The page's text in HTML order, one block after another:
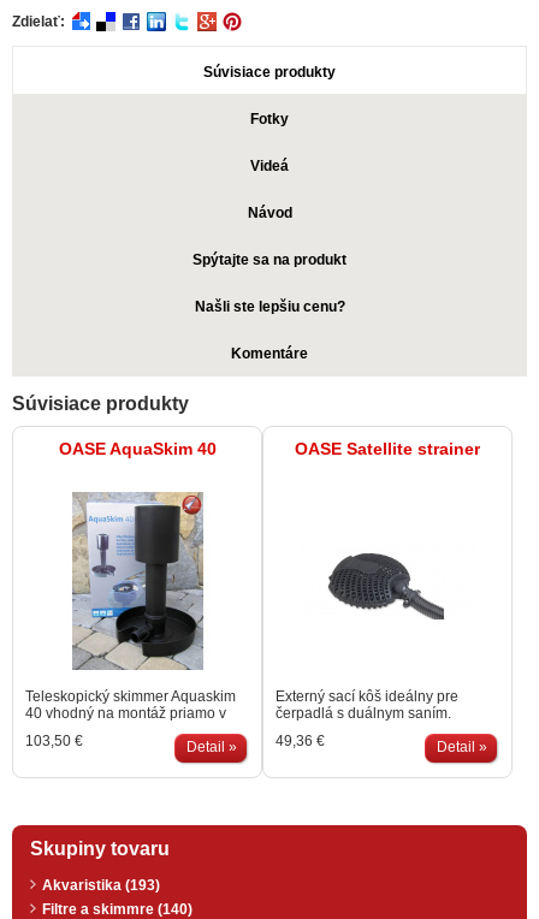
Zdielať:
Súvisiace produkty
Fotky
Videá
Návod
Spýtajte sa na produkt
Našli ste lepšiu cenu?
Komentáre
Súvisiace produkty
OASE AquaSkim 40
Teleskopický skimmer Aquaskim
40 vhodný na montáž priamo v
jazierku. Skimmer pozbiera
nečistoty plávajúce na hladine
(lístie, prach, peľ). Rozsah
možného nastavenia 380 - 880
103,50 € Detail »
OASE Satellite strainer
Externý sací kôš ideálny pre
čerpadlá s duálnym saním.
Veľkosť nečistôt do 9mm.
Hadicový trn 1', 1¼' a 1½' na kĺbe
umiestnenie.
49,36 € Detail »
Skupiny tovaru
Akvaristika (193)
Filtre a skimmre (140)